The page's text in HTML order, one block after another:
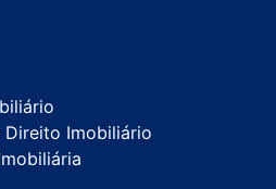
Direito Imobiliário